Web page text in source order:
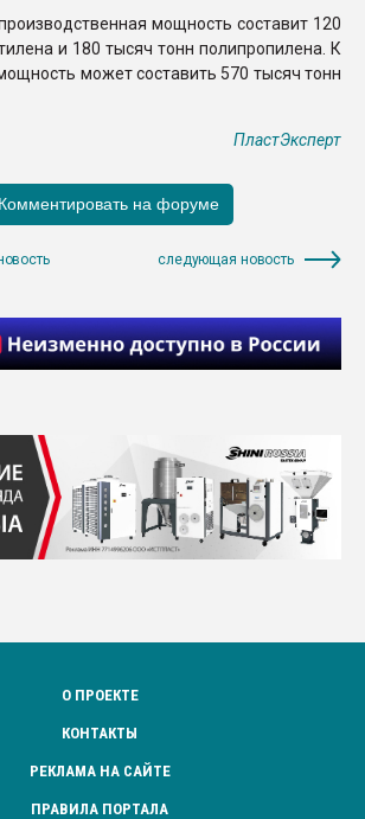
мощность составит 120
и 180 тысяч тонн полипропилена. К
может составить 570 тысяч тонн
ПластЭксперт
следующая новость
О ПРОЕКТЕ
КОНТАКТЫ
РЕКЛАМА НА САЙТЕ
ПРАВИЛА ПОРТАЛА